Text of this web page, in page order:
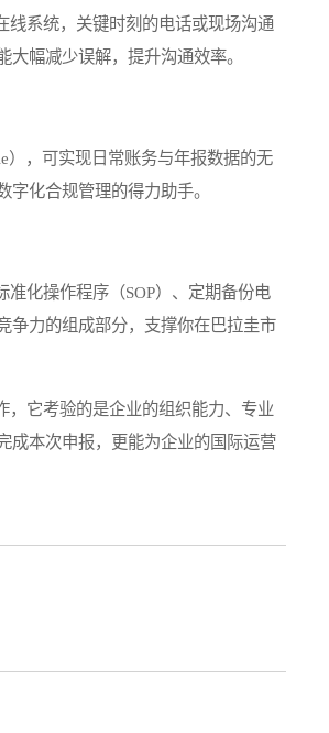
系统，关键时刻的电话或现场沟通
幅减少误解，提升沟通效率。
，可实现日常账务与年报数据的无
化合规管理的得力助手。
化操作程序（SOP）、定期备份电
争力的组成部分，支撑你在巴拉圭市
它考验的是企业的组织能力、专业
成本次申报，更能为企业的国际运营